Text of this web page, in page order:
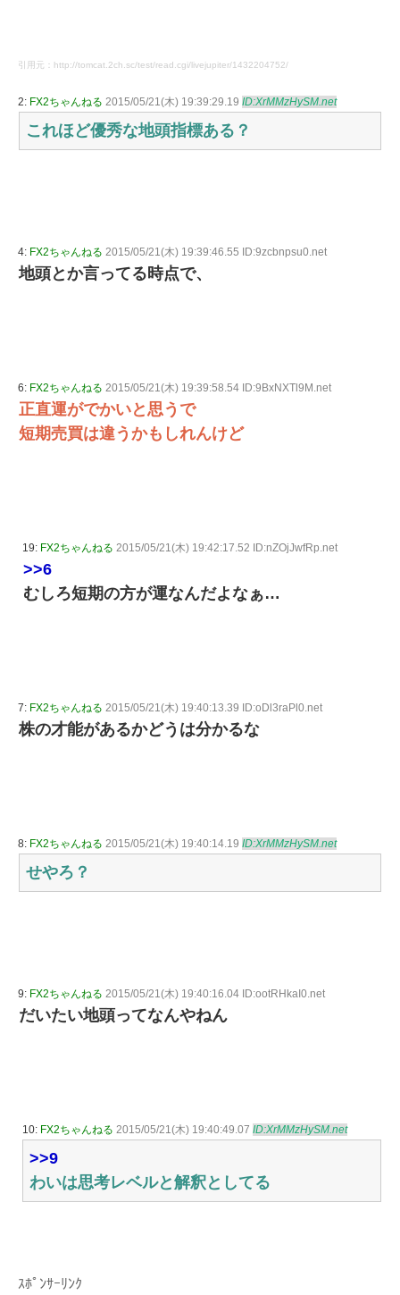
引用元：http://tomcat.2ch.sc/test/read.cgi/livejupiter/1432204752/
2: FX2ちゃんねる 2015/05/21(木) 19:39:29.19 ID:XrMMzHySM.net
これほど優秀な地頭指標ある？
4: FX2ちゃんねる 2015/05/21(木) 19:39:46.55 ID:9zcbnpsu0.net
地頭とか言ってる時点で、
6: FX2ちゃんねる 2015/05/21(木) 19:39:58.54 ID:9BxNXTl9M.net
正直運がでかいと思うで
短期売買は違うかもしれんけど
19: FX2ちゃんねる 2015/05/21(木) 19:42:17.52 ID:nZOjJwfRp.net
>>6
むしろ短期の方が運なんだよなぁ…
7: FX2ちゃんねる 2015/05/21(木) 19:40:13.39 ID:oDl3raPl0.net
株の才能があるかどうは分かるな
8: FX2ちゃんねる 2015/05/21(木) 19:40:14.19 ID:XrMMzHySM.net
せやろ？
9: FX2ちゃんねる 2015/05/21(木) 19:40:16.04 ID:ootRHkaI0.net
だいたい地頭ってなんやねん
10: FX2ちゃんねる 2015/05/21(木) 19:40:49.07 ID:XrMMzHySM.net
>>9
わいは思考レベルと解釈としてる
ｽﾎﾟﾝｻｰﾘﾝｸ